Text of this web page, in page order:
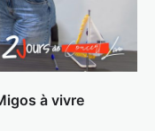
à vivre